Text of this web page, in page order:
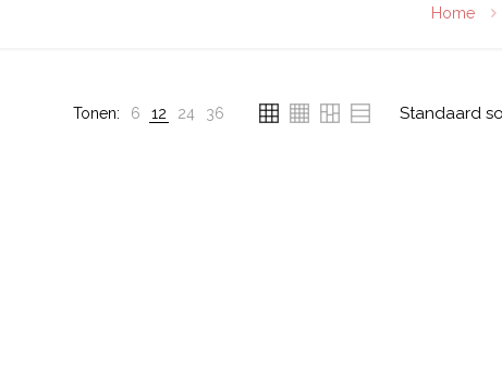
Home
Tonen: 6 12 24 36